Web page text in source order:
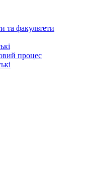
та факультети
процес